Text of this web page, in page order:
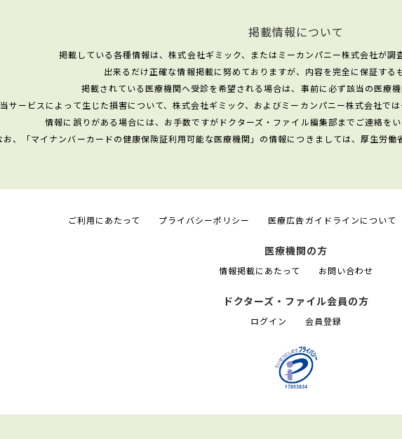
掲載情報について
掲載している各種情報は、株式会社ギミック、またはミーカンパニー株式会社が調
出来るだけ正確な情報掲載に努めておりますが、内容を完全に保証する
掲載されている医療機関へ受診を希望される場合は、事前に必ず該当の医療機
当サービスによって生じた損害について、株式会社ギミック、およびミーカンパニー株式会社で
情報に誤りがある場合には、お手数ですがドクターズ・ファイル編集部までご連絡を
お、「マイナンバーカードの健康保険証利用可能な医療機関」の情報につきましては、厚生労働
ご利用にあたって プライバシーポリシー 医療広告ガイドラインについて
医療機関の方
情報掲載にあたって お問い合わせ
ドクターズ・ファイル会員の方
ログイン 会員登録